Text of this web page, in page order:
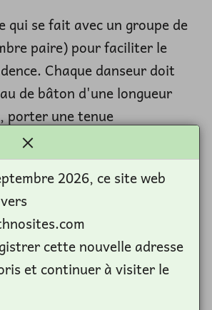
qui se fait avec un groupe de
paire) pour faciliter le
Chaque danseur doit
de bâton d'une longueur
porter une tenue
peu large en forme
volontaire de tout
permettant de bien
etc. Elle se fait à l'aide
tams, de chants et quelques
utilisés par les danseurs. C'est
fantastique cette danse
foodo, en témoigne l'extrait
2026, ce site web
cette nouvelle adresse
et continuer à visiter le